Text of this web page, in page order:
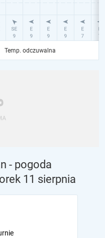
Temp. odczuwalna
- pogoda
11 sierpnia